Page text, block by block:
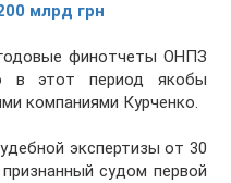
млрд грн
финотчеты ОНПЗ
в этот период якобы
компаниями Курченко.
экспертизы от 30
судом первой